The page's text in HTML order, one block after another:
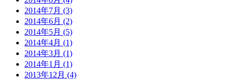
2014年7月 (3)
2014年6月 (2)
2014年5月 (5)
2014年4月 (1)
2014年3月 (1)
2014年1月 (1)
2013年12月 (4)